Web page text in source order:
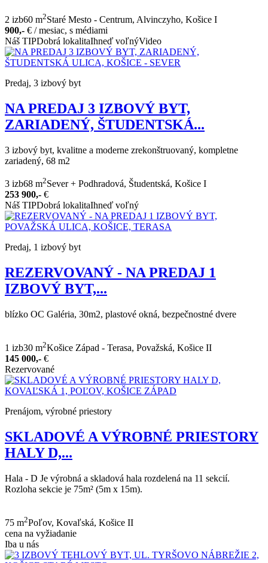
2 izb60 m2Staré Mesto - Centrum, Alvinczyho, Košice I
900,- € / mesiac, s médiami
Náš TIPDobrá lokalitaIhneď voľnýVideo
Predaj, 3 izbový byt
NA PREDAJ 3 IZBOVÝ BYT,
ZARIADENÝ, ŠTUDENTSKÁ...
3 izbový byt, kvalitne a moderne zrekonštruovaný, kompletne
zariadený, 68 m2
3 izb68 m2Sever + Podhradová, Študentská, Košice I
253 900,- €
Náš TIPDobrá lokalitaIhneď voľný
Predaj, 1 izbový byt
REZERVOVANÝ - NA PREDAJ 1
IZBOVÝ BYT,...
blízko OC Galéria, 30m2, plastové okná, bezpečnostné dvere
1 izb30 m2Košice Západ - Terasa, Považská, Košice II
145 000,- €
Rezervované
Prenájom, výrobné priestory
SKLADOVÉ A VÝROBNÉ PRIESTORY
HALY D,...
Hala - D Je výrobná a skladová hala rozdelená na 11 sekcií.
Rozloha sekcie je 75m² (5m x 15m).
75 m2Poľov, Kovaľská, Košice II
cena na vyžiadanie
Iba u nás